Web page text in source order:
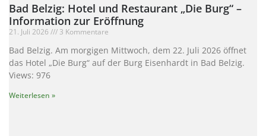
Bad Belzig: Hotel und Restaurant „Die Burg“ –
Information zur Eröffnung
21. Juli 2026 3 Kommentare
Bad Belzig. Am morgigen Mittwoch, dem 22. Juli 2026 öffnet
das Hotel „Die Burg“ auf der Burg Eisenhardt in Bad Belzig.
Views: 976
Weiterlesen »